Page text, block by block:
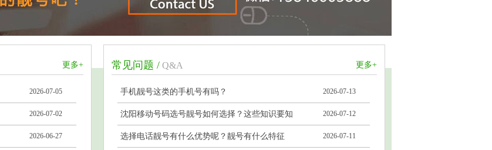
更多+
2026-07-05
2026-07-02
2026-06-27
常见问题 / Q&A 更多+
手机靓号这类的手机号有吗？ 2026-07-13
沈阳移动号码选号靓号如何选择？这些知识要知
道！
2026-07-12
选择电话靓号有什么优势呢？靓号有什么特征 2026-07-11